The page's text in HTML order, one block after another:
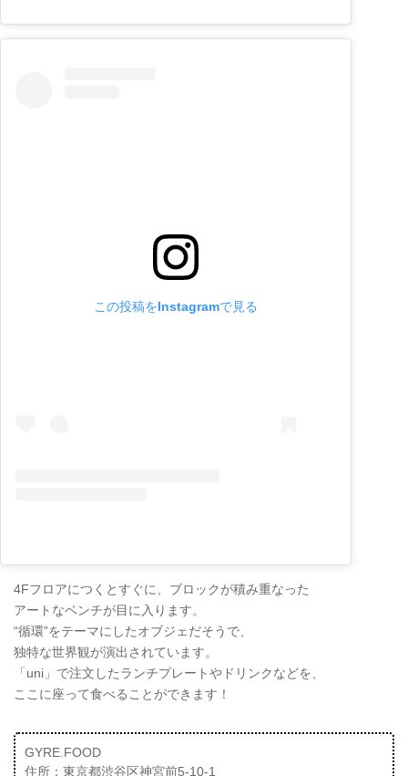
この投稿をInstagramで見る
4Fフロアにつくとすぐに、ブロックが積み重なった
アートなベンチが目に入ります。
“循環”をテーマにしたオブジェだそうで、
独特な世界観が演出されています。
「uni」で注文したランチプレートやドリンクなどを、
ここに座って食べることができます！
GYRE.FOOD
住所：東京都渋谷区神宮前5-10-1